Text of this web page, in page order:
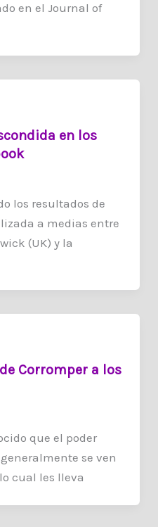
en el Journal of
en los
los resultados de
a medias entre
(UK) y la
Corromper a los
que el poder
se ven
cual les lleva